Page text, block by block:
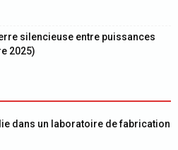
silencieuse entre puissances
2025)
dans un laboratoire de fabrication